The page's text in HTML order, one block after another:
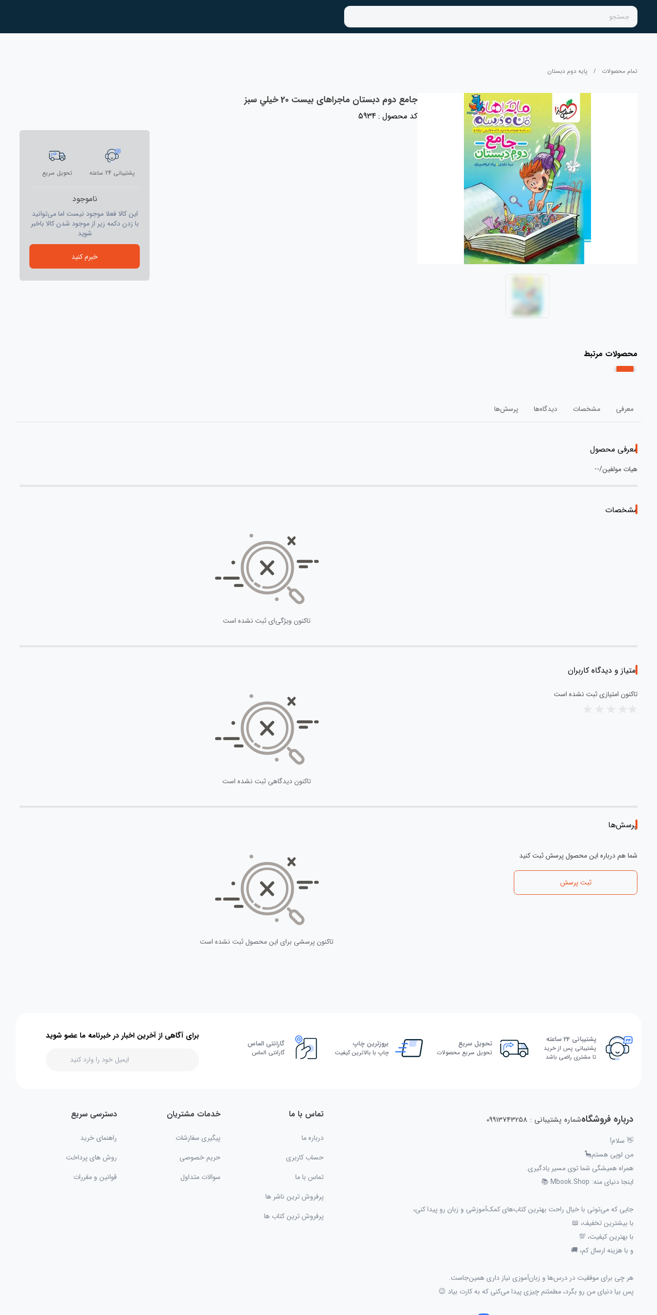
جستجو
تمام محصولات / پایه دوم دبستان
جامع دوم دبستان ماجراهای بیست 20 خيلي سبز
کد محصول : 5934
پشتیبانی 24 ساعته تحویل سریع
ناموجود
این کالا فعلا موجود نیست اما می‌توانید
با زدن دکمه زیر از موجود شدن کالا باخبر
شوید
خبرم کنید
محصولات مرتبط
معرفی مشخصات دیدگاه‌ها پرسش‌ها
معرفی محصول
هیات مولفین/--
مشخصات
تاکنون ویژگی‌ای ثبت نشده است
امتیاز و دیدگاه کاربران
تاکنون امتیازی ثبت نشده است
تاکنون دیدگاهی ثبت نشده است
پرسش‌ها
شما هم درباره این محصول پرسش ثبت کنید
ثبت پرسش
تاکنون پرسشی برای این محصول ثبت نشده است
پشتیبانی 24 ساعته
پشتیبانی پس از خرید
تا مشتری راضی باشد
تحویل سریع
تحویل سریع محصولات
بروزترین چاپ
چاپ با بالاترین کیفیت
گارانتی الماس
گارانتی الماس
برای آگاهی از آخرین اخبار در خبرنامه ما عضو شوید
درباره فروشگاهشماره پشتیبانی : 09913743258
👋 سلام!
من لوپی هستم🦕
همراه همیشگی شما توی مسیر یادگیری.
اینجا دنیای منه: Mbook.Shop 📚
جایی که می‌تونی با خیال راحت بهترین کتاب‌های کمک‌آموزشی و زبان رو پیدا کنی،
با بیشترین تخفیف، 📖
با بهترین کیفیت، 💯
و با هزینه ارسال کم، 🚚
هر چی برای موفقیت در درس‌ها و زبان‌آموزی نیاز داری همین‌جاست.
پس بیا دنیای من رو بگرد، مطمئنم چیزی پیدا می‌کنی که به کارت بیاد 😉
تماس با ما
درباره ما
حساب کاربری
تماس با ما
پرفروش ترین ناشر ها
پرفروش ترین کتاب ها
خدمات مشتریان
پیگیری سفارشات
حریم خصوصی
سوالات متداول
دسترسی سریع
راهنمای خرید
روش های پرداخت
قوانین و مقررات